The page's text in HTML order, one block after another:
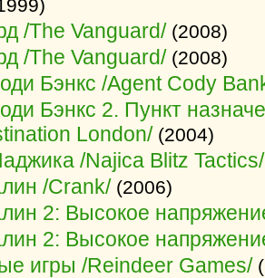
/The Vanguard/ (2008)
/The Vanguard/ (2008)
Бэнкс /Agent Cody
Бэнкс 2. Пункт
London/ (2004)
/Najica Blitz Tactics/
/Crank/ (2006)
2: Высокое
2: Высокое
игры /Reindeer Games/